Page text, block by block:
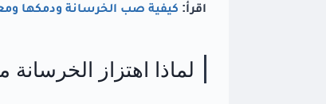
اقرأ: كيفية صب الخرسانة ودمكها
لماذا اهتزاز